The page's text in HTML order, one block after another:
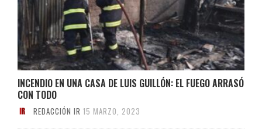
INCENDIO EN UNA CASA DE LUIS GUILLÓN: EL FUEGO ARRASÓ
CON TODO
REDACCIÓN IR 15 MARZO, 2023